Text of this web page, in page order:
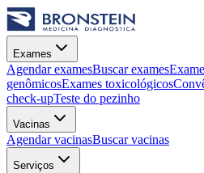
Exames
Agendar examesBuscar exames
genômicosExames toxicológicos
check-upTeste do pezinho
Vacinas
Agendar vacinasBuscar vacinas
Serviços